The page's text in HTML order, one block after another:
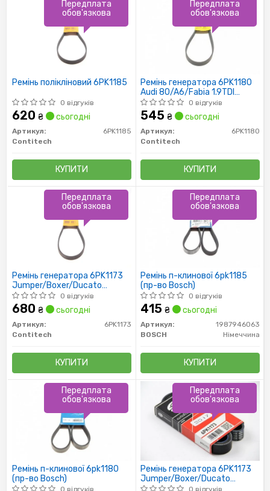
Ремінь полікліновий 6PK1185
0 відгуків
620 ₴ сьогодні
Артикул:
6PK1185
Contitech
КУПИТИ
Передплата
обов'язкова
Ремінь генератора 6PK1180
Audi 80/A6/Fabia 1.9TDI
(AC)/Ducato 2.0JTD 01> (ALT)
0 відгуків
545 ₴ сьогодні
Артикул:
6PK1180
Contitech
КУПИТИ
Передплата
обов'язкова
Ремінь генератора 6PK1173
Jumper/Boxer/Ducato
2.0/2.2 HDi 02-0 відгуків
680 ₴ сьогодні
Артикул:
6PK1173
Contitech
КУПИТИ
Передплата
обов'язкова
Ремінь п-клинової 6pk1185
(пр-во Bosch)
0 відгуків
415 ₴ сьогодні
Артикул:
1987946063
BOSCH
Німеччина
КУПИТИ
Передплата
обов'язкова
Ремінь п-клинової 6pk1180
(пр-во Bosch)
0 відгуків
Передплата
обов'язкова
Ремінь генератора 6PK1173
Jumper/Boxer/Ducato
2.0/2.2 HDi 02-0 відгуків
Передплата
обов'язкова